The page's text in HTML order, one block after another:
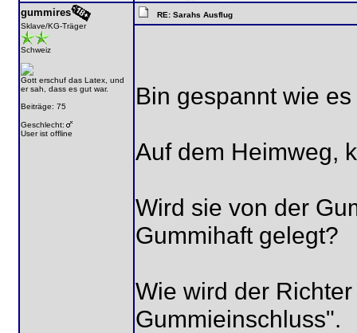
gummires
Sklave/KG-Träger
Schweiz
Gott erschuf das Latex, und
er sah, dass es gut war.
Beiträge: 75
Geschlecht:
User ist offline
RE: Sarahs Ausflug
Bin gespannt wie
Auf dem Heimweg,
Wird sie von der
Gummihaft gelegt?
Wie wird der
Gummieinschluss".